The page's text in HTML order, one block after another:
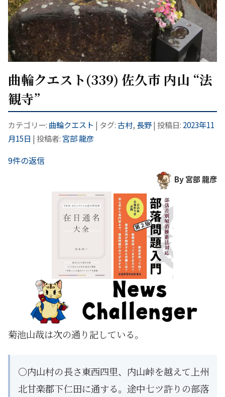
曲輪クエスト(339) 佐久市 内山 “法
観寺”
カテゴリー: 曲輪クエスト | タグ:古村, 長野| 投稿日: 2023年11
月15日 | 投稿者: 宮部 龍彦
9件の返信
By 宮部 龍彦
菊池山哉は次の通り記している。
○内山村の長さ東西四里、内山峠を越えて上州
北甘楽郡下仁田に通する。途中七ツ許りの部落